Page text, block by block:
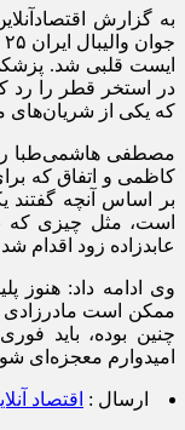
به گزارش
ایست قلبی شد.
در استخر قطر را رد
که یکی از
مصطفی هاشمی‌طبا
کاظمی و اتفاق که
بر اساس آنچه گفتند
است، مثل چیزی که
عابدزاده زود اقدام
وی ادامه داد: هنوز
ممکن است مادرزادی
چنین بوده، باید
امیدوارم معجزه‌ای
ارسال : اقتصاد